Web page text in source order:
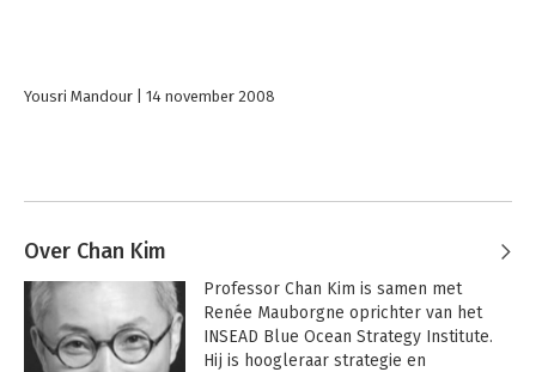
Yousri Mandour 14 november 2008
Over Chan Kim
Professor Chan Kim is samen met
Renée Mauborgne oprichter van het
INSEAD Blue Ocean Strategy Institute.
Hij is hoogleraar strategie en